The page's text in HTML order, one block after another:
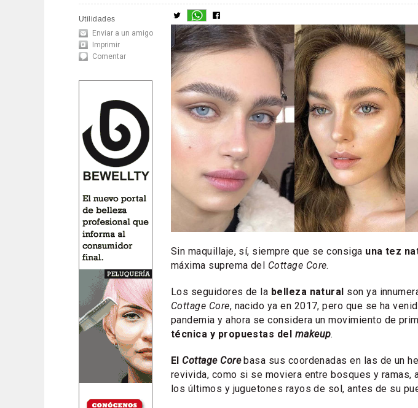
Utilidades
Enviar a un amigo
Imprimir
Comentar
Sin maquillaje, sí, siempre que se consiga una tez
máxima suprema del Cottage Core.
Los seguidores de la belleza natural son ya
Cottage Core, nacido ya en 2017, pero que se ha
pandemia y ahora se considera un movimiento de
técnica y propuestas del makeup.
El Cottage Corebasa sus coordenadas en las de un
revivida, como si se moviera entre bosques y ramas,
los últimos y juguetones rayos de sol, antes de su